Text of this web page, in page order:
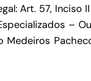
Art. 57, Inciso
–
Medeiros